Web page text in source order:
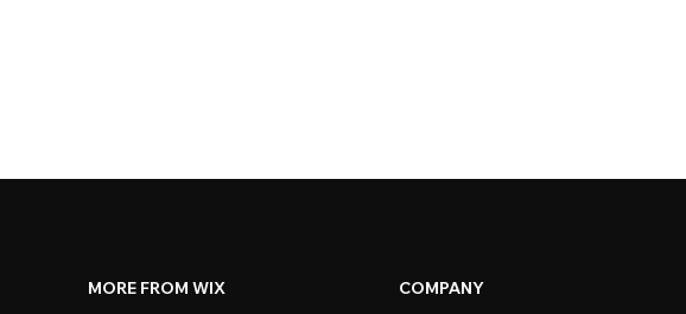
MORE FROM WIX COMPANY